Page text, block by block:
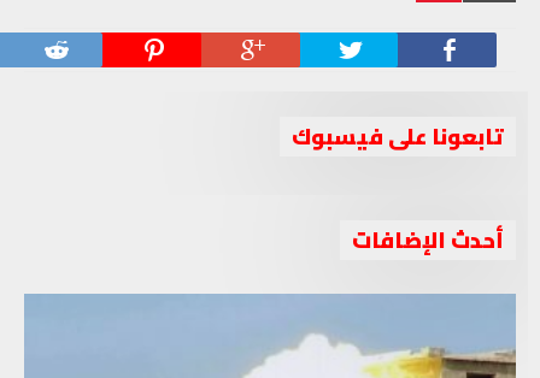
تابعونا على فيسبوك
أحدث الإضافات